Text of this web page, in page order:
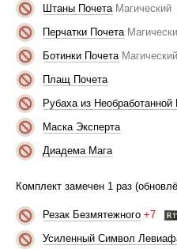
Штаны Почета Магический
Перчатки Почета
Ботинки Почета Магический
Плащ Почета
Рубаха из
Маска Эксперта
Диадема Мага
Комплект замечен 1 раз
Резак Безмятежного +7
Усиленный Символ